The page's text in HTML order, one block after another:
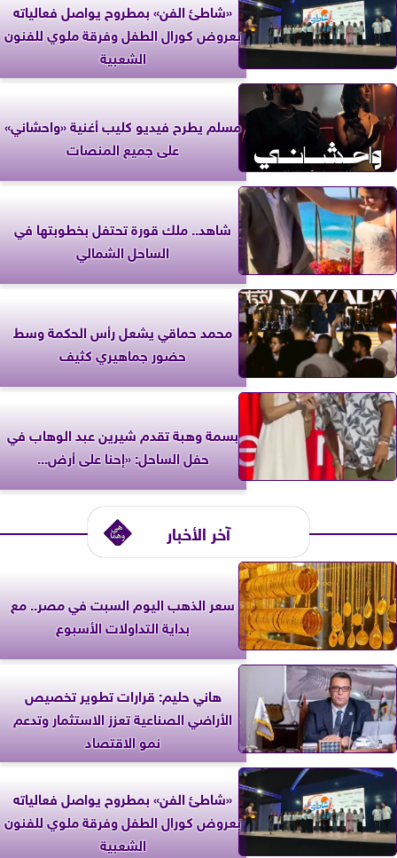
«شاطئ الفن» بمطروح يواصل فعالياته
بعروض كورال الطفل وفرقة ملوي للفنون
الشعبية
مسلم يطرح فيديو كليب أغنية «واحشاني»
على جميع المنصات
شاهد.. ملك قورة تحتفل بخطوبتها في
الساحل الشمالي
محمد حماقي يشعل رأس الحكمة وسط
حضور جماهيري كثيف
بسمة وهبة تقدم شيرين عبد الوهاب في
حفل الساحل: «إحنا على أرض...
آخر الأخبار
سعر الذهب اليوم السبت في مصر.. مع
بداية التداولات الأسبوع
هاني حليم: قرارات تطوير تخصيص
الأراضي الصناعية تعزز الاستثمار وتدعم
نمو الاقتصاد
«شاطئ الفن» بمطروح يواصل فعالياته
بعروض كورال الطفل وفرقة ملوي للفنون
الشعبية